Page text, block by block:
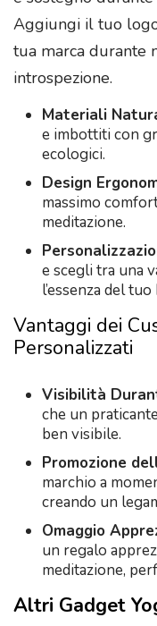
Aggiungi il tuo
tua marca durante
introspezione.
Materiali
e imbottiti con
ecologici.
Design
massimo
meditazione.
e scegli tra una
l’essenza del tuo
Vantaggi dei
Personalizzati
Visibilità
che un
ben visibile.
Promozione
marchio a
creando un
Omaggio
un regalo
meditazione,
Altri Gadget